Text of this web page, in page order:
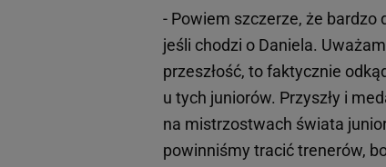
- Powiem szczerze, że bardzo
jeśli chodzi o Daniela.
przeszłość, to faktycznie
u tych juniorów. Przyszły i
na mistrzostwach świata
powinniśmy tracić trenerów,